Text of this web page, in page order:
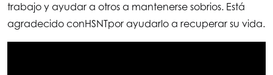
trabajo y ayudar a otros a mantenerse sobrios. Está
agradecido conHSNTpor ayudarlo a recuperar su vida.